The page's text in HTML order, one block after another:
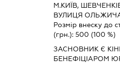
М.КИЇВ,
ВУЛИЦЯ
Розмір внеску до
(грн.): 500 (100 %)
ЗАСНОВНИК Є
БЕНЕФІЦІАРОМ